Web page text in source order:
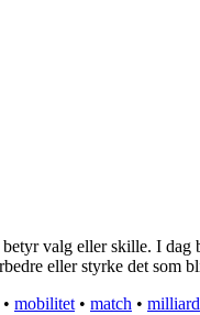
valg eller skille. I
eller styrke det som
• mobilitet • match • milliard